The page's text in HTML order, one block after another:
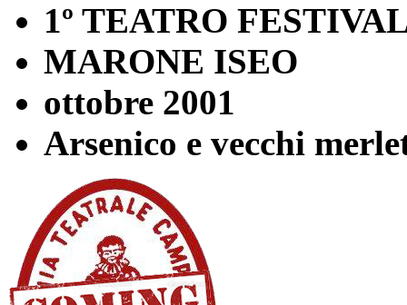
1º TEATRO
MARONE ISEO
ottobre 2001
Arsenico e vecchi